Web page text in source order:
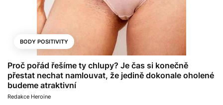
BODY POSITIVITY
Proč pořád řešíme ty chlupy? Je čas si konečně
přestat nechat namlouvat, že jedině dokonale oholené
budeme atraktivní
Redakce Heroine